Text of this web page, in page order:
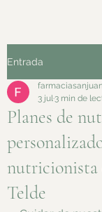
Entrada
Planes de
nutricionista
Telde
3 jul3 min de